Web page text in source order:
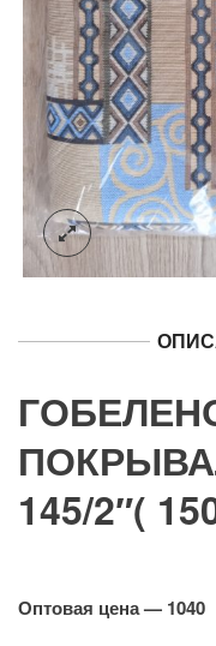
145/2″(
Оптовая цена — 1040